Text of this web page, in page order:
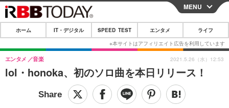
CLOSE
ホーム
IT・デジタル
IT・デジタルTOP スマートフォン
ネタ ガジェット・ツール
SPEED TEST
エンタメ
MENU
ホーム IT・デジタル SPEED TEST エンタメ ライフ
lol・honoka、初のソロ曲を本日リリース！
エンタメ 音楽 2021.5.26（水）12:53